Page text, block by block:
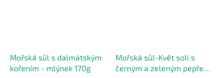
Mořská sůl s dalmátským
kořením - mlýnek 170g
Mořská sůl-Květ soli s
černým a zeleným pepřem